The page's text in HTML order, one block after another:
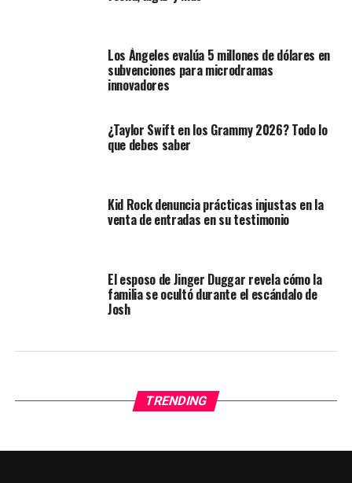
Los Ángeles evalúa 5 millones de dólares en
subvenciones para microdramas
innovadores
¿Taylor Swift en los Grammy 2026? Todo lo
que debes saber
Kid Rock denuncia prácticas injustas en la
venta de entradas en su testimonio
El esposo de Jinger Duggar revela cómo la
familia se ocultó durante el escándalo de
Josh
TRENDING